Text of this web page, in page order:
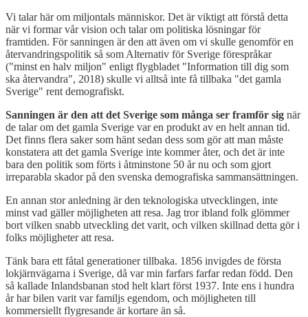
Vi talar här om miljontals människor. Det är viktigt att förstå detta
när vi formar vår vision och talar om politiska lösningar för
framtiden. För sanningen är den att även om vi skulle genomför en
återvandringspolitik så som Alternativ för Sverige förespråkar
("minst en halv miljon" enligt flygbladet "Information till dig som
ska återvandra", 2018) skulle vi alltså inte få tillbaka "det gamla
Sverige" rent demografiskt.
Sanningen är den att det Sverige som många ser framför sig när
de talar om det gamla Sverige var en produkt av en helt annan tid.
Det finns flera saker som hänt sedan dess som gör att man måste
konstatera att det gamla Sverige inte kommer åter, och det är inte
bara den politik som förts i åtminstone 50 år nu och som gjort
irreparabla skador på den svenska demografiska sammansättningen.
En annan stor anledning är den teknologiska utvecklingen, inte
minst vad gäller möjligheten att resa. Jag tror ibland folk glömmer
bort vilken snabb utveckling det varit, och vilken skillnad detta gör i
folks möjligheter att resa.
Tänk bara ett fåtal generationer tillbaka. 1856 invigdes de första
lokjärnvägarna i Sverige, då var min farfars farfar redan född. Den
så kallade Inlandsbanan stod helt klart först 1937. Inte ens i hundra
år har bilen varit var familjs egendom, och möjligheten till
kommersiellt flygresande är kortare än så.